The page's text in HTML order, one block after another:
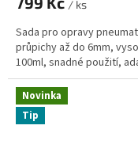
/ ks
Sada pro opravy
průpichy až do 6mm,
100ml, snadné použití,
Novinka
Tip